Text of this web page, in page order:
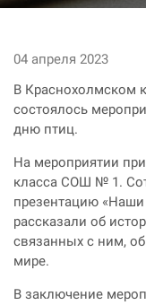
04 апреля 2023
В Краснохолмском
состоялось
дню птиц.
На мероприятии
класса СОШ № 1.
презентацию
рассказали об
связанных с ним,
мире.
В заключение